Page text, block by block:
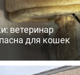
ветеринар
для кошек